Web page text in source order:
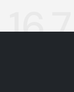
TMAVÝ REŽIM